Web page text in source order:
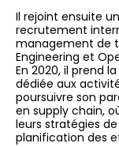
Il rejoint ensuite
recrutement
management de
Engineering et
En 2020, il prend
dédiée aux
poursuivre son
en supply chain,
leurs stratégies
planification des